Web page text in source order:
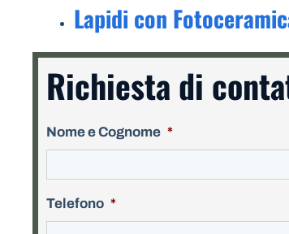
Lapidi con
Richiesta di
Nome e Cognome *
Telefono *